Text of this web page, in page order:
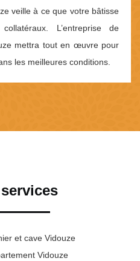
veille à ce que votre bâtisse
L’entreprise de
mettra tout en œuvre pour
les meilleures conditions.
et cave Vidouze
Vidouze